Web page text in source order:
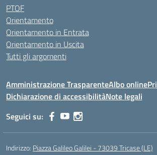
PTOF
Orientamento
Orientamento in Entrata
Orientamento in Uscita
Tutti gli argomenti
Amministrazione TrasparenteAlbo online
Dichiarazione di accessibilitàNote legali
Seguici su:
Indirizzo: Piazza Galileo Galilei - 73039 Tricase (LE)